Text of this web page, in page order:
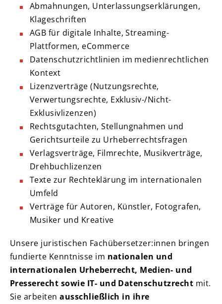
Abmahnungen, Unterlassungserklärungen,
Klageschriften
AGB für digitale Inhalte, Streaming-
Plattformen, eCommerce
Datenschutzrichtlinien im medienrechtlichen
Kontext
Lizenzverträge (Nutzungsrechte,
Verwertungsrechte, Exklusiv-/Nicht-
Exklusivlizenzen)
Rechtsgutachten, Stellungnahmen und
Gerichtsurteile zu Urheberrechtsfragen
Verlagsverträge, Filmrechte, Musikverträge,
Drehbuchlizenzen
Texte zur Rechteklärung im internationalen
Umfeld
Verträge für Autoren, Künstler, Fotografen,
Musiker und Kreative
Unsere juristischen Fachübersetzer:innen bringen
fundierte Kenntnisse im nationalen und
internationalen Urheberrecht, Medien- und
Presserecht sowie IT- und Datenschutzrecht mit.
Sie arbeitenausschließlich in ihre